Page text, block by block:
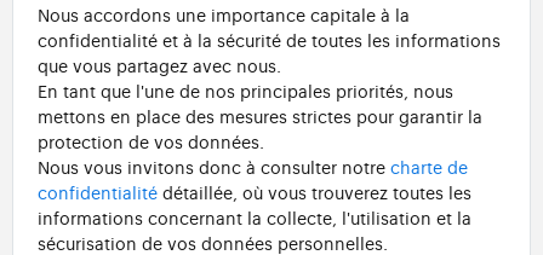
Nous accordons une importance capitale à la
confidentialité et à la sécurité de toutes les informations
que vous partagez avec nous.
En tant que l'une de nos principales priorités, nous
mettons en place des mesures strictes pour garantir la
protection de vos données.
Nous vous invitons donc à consulter notre charte de
confidentialité détaillée, où vous trouverez toutes les
informations concernant la collecte, l'utilisation et la
sécurisation de vos données personnelles.